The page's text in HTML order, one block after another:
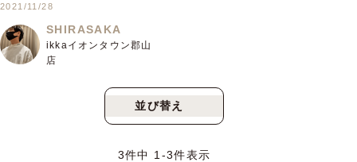
2021/11/28
SHIRASAKA
ikkaイオンタウン郡山
店
並び替え
3件中 1 -3件表示